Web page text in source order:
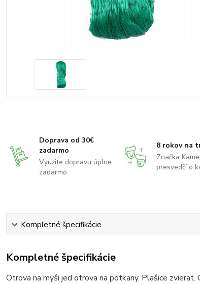
Doprava od 30€
zadarmo
Využite dopravu úplne
zadarmo
8 rokov na
Značka
presvedčí o
Kompletné špecifikácie
Kompletné špecifikácie
Otrova na myši jed otrova na potkany. Plašice